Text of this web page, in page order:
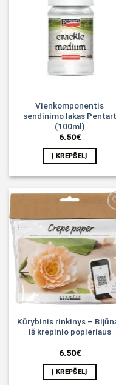
Vienkomponentis
sendinimo lakas Pentart
(100ml)
6.50€
Į KREPŠELĮ
Kūrybinis rinkinys –
iš krepinio popieriaus
6.50€
Į KREPŠELĮ